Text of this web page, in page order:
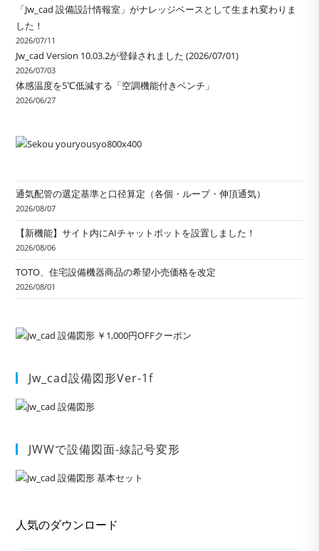
「Jw_cad 設備設計情報室」がナレッジベースとして生まれ変わりま
した！
2026/07/11
Jw_cad Version 10.03.2が登録されました (2026/07/01)
2026/07/03
体感温度を5℃低減する「空調機能付きベンチ」
2026/06/27
通気配管の選定基準と口径算定（各個・ループ・伸頂通気）
2026/08/07
【新機能】サイト内にAIチャットボットを設置しました！
2026/08/06
TOTO、住宅設備機器商品の希望小売価格を改定
2026/08/01
Jw_cad設備図形Ver-1f
JWWで設備図面-線記号変形
人気のダウンロード